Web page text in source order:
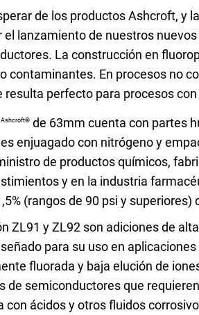
Configurar
de los productos Ashcroft, y
lanzamiento de nuestros
La construcción en
contaminantes. En procesos no
perfecto para procesos
Ashcroft® de 63mm cuenta con partes
enjuagado con nitrógeno y
de productos químicos,
y en la industria
(rangos de 90 psi y superiores)
ZL91 y ZL92 son adiciones de
para su uso en
fluorada y baja elución de
de semiconductores que
ácidos y otros fluidos